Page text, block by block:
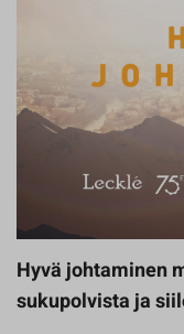
Hyvä johtaminen
sukupolvista ja